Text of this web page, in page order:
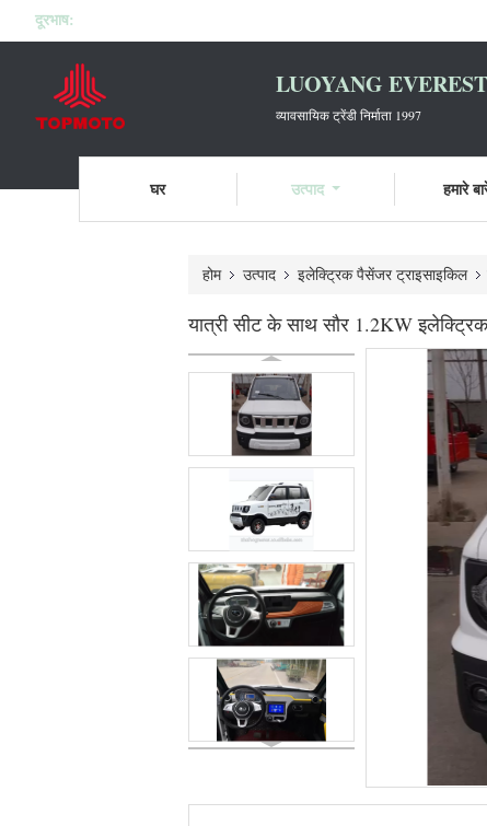
दूरभाष:
LUOYANG
व्यावसायिक ट्रेंडी निर्माता 1997
घर उत्पाद हमारे
होम उत्पाद इलेक्ट्रिक पैसेंजर ट्राइसाइकिल
यात्री सीट के साथ सौर 1.2KW